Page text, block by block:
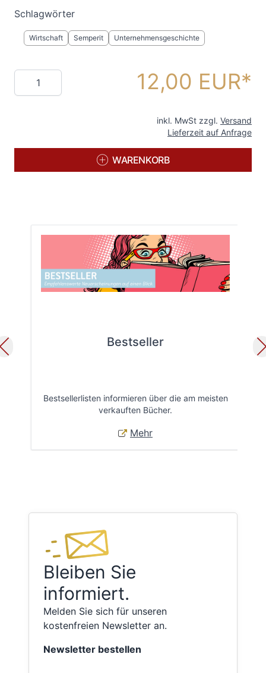
Schlagwörter
Wirtschaft Semperit Unternehmensgeschichte
Menge 12,00 EUR
inkl. MwSt zzgl. Versand
Lieferzeit auf Anfrage
WARENKORB
Bestseller
Bestsellerlisten informieren über die am meisten
verkauften Bücher.
Mehr
Bleiben Sie
informiert.
Melden Sie sich für unseren
kostenfreien Newsletter an.